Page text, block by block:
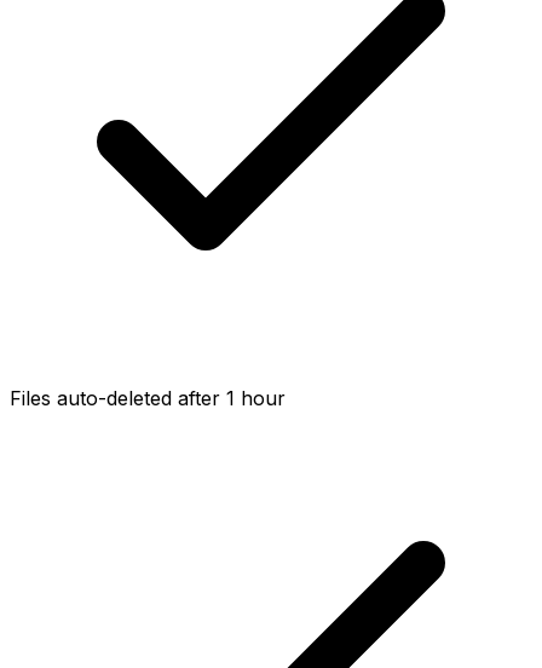
Files auto-deleted after 1 hour